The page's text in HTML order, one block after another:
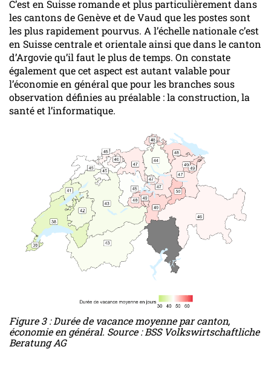
C’est en Suisse romande et plus particulièrement dans
les cantons de Genève et de Vaud que les postes sont
les plus rapidement pourvus. A l’échelle nationale c’est
en Suisse centrale et orientale ainsi que dans le canton
d’Argovie qu’il faut le plus de temps. On constate
également que cet aspect est autant valable pour
l’économie en général que pour les branches sous
observation définies au préalable : la construction, la
santé et l’informatique.
Figure 3 : Durée de vacance moyenne par canton,
économie en général. Source : BSS Volkswirtschaftliche
Beratung AG